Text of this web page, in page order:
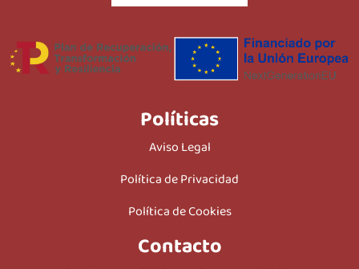
Políticas
Aviso Legal
Política de Privacidad
Política de Cookies
Contacto